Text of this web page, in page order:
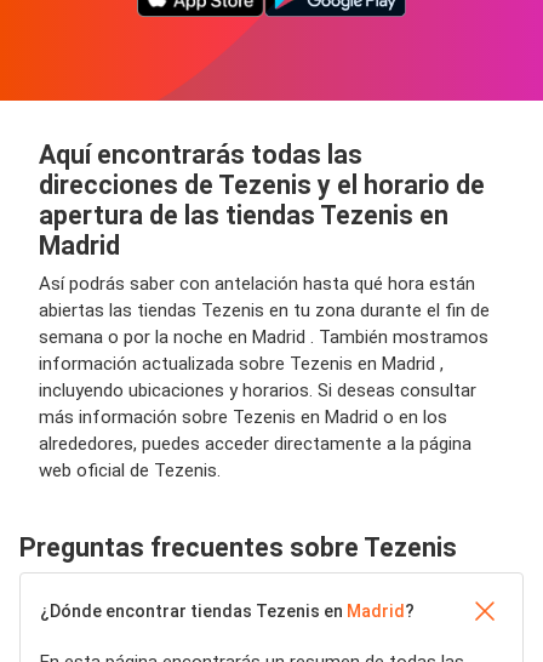
Aquí encontrarás todas las
direcciones de Tezenis y el horario de
apertura de las tiendas Tezenis en
Madrid
Así podrás saber con antelación hasta qué hora están
abiertas las tiendas Tezenis en tu zona durante el fin de
semana o por la noche en Madrid . También mostramos
información actualizada sobre Tezenis en Madrid ,
incluyendo ubicaciones y horarios. Si deseas consultar
más información sobre Tezenis en Madrid o en los
alrededores, puedes acceder directamente a la página
web oficial de Tezenis.
Preguntas frecuentes sobre Tezenis
¿Dónde encontrar tiendas Tezenis en Madrid ?